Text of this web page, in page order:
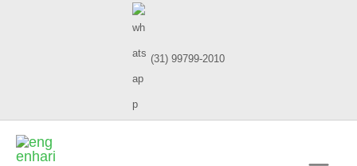
(31) 99799-2010